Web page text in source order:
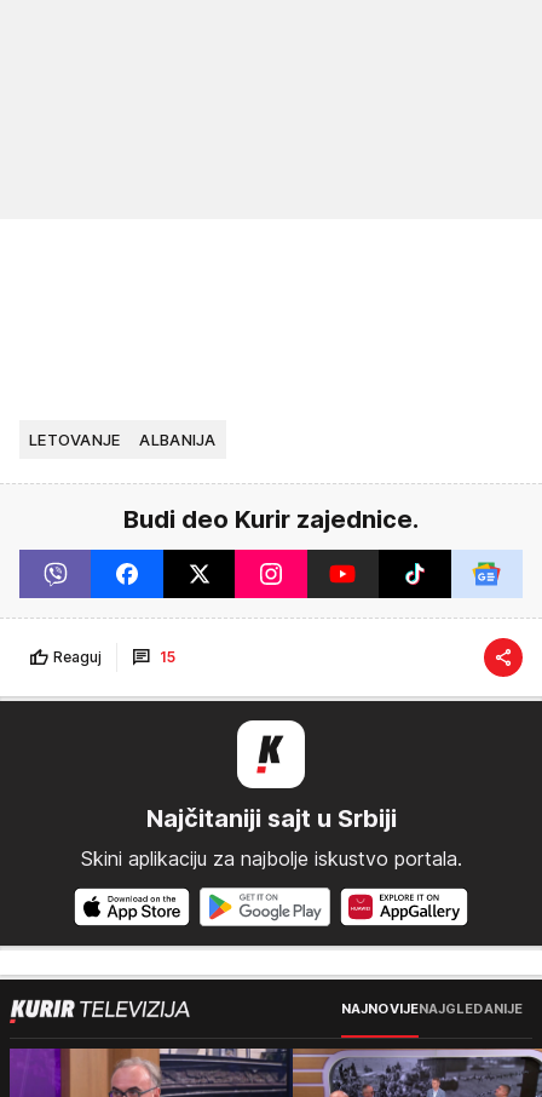
LETOVANJE ALBANIJA
Budi deo Kurir zajednice.
Reaguj 15
Najčitaniji sajt u Srbiji
Skini aplikaciju za najbolje iskustvo portala.
NAJNOVIJENAJGLEDANIJE